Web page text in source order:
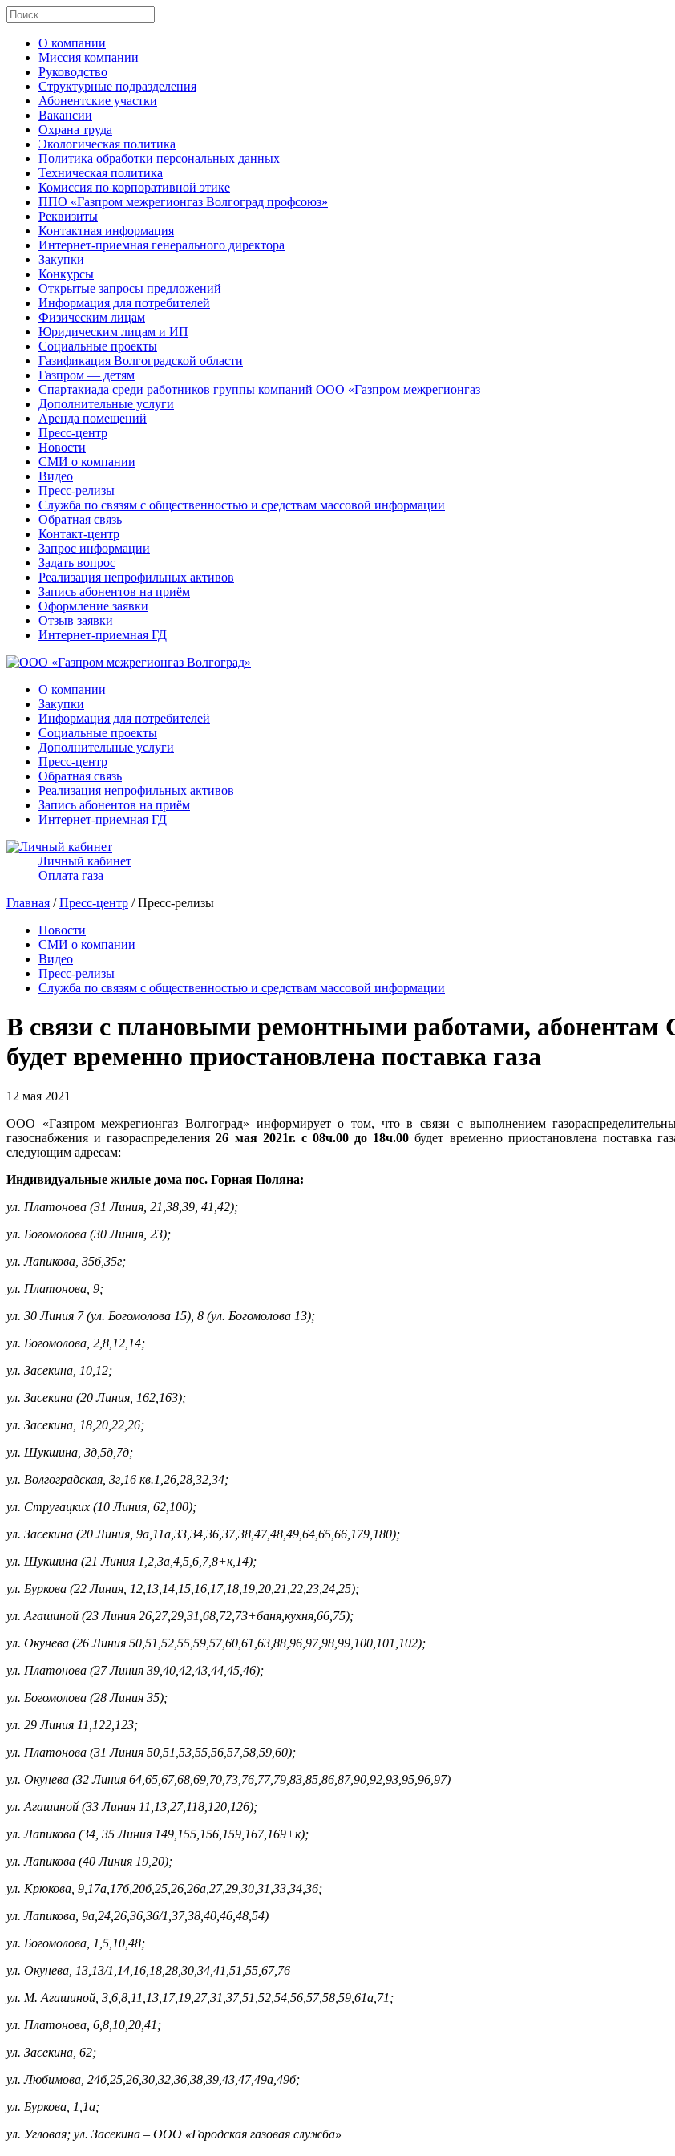
О компании
Миссия компании
Руководство
Структурные подразделения
Абонентские участки
Вакансии
Охрана труда
Экологическая политика
Политика обработки персональных данных
Техническая политика
Комиссия по корпоративной этике
ППО «Газпром межрегионгаз Волгоград профсоюз»
Реквизиты
Контактная информация
Интернет-приемная генерального директора
Закупки
Конкурсы
Открытые запросы предложений
Информация для потребителей
Физическим лицам
Юридическим лицам и ИП
Социальные проекты
Газификация Волгоградской области
Газпром — детям
Спартакиада среди работников группы компаний ООО «Газпром межрегионгаз
Дополнительные услуги
Аренда помещений
Пресс-центр
Новости
СМИ о компании
Видео
Пресс-релизы
Служба по связям с общественностью и средствам массовой информации
Обратная связь
Контакт-центр
Запрос информации
Задать вопрос
Реализация непрофильных активов
Запись абонентов на приём
Оформление заявки
Отзыв заявки
Интернет-приемная ГД
О компании
Закупки
Информация для потребителей
Социальные проекты
Дополнительные услуги
Пресс-центр
Обратная связь
Реализация непрофильных активов
Запись абонентов на приём
Интернет-приемная ГД
Личный кабинет
Оплата газа
Главная /Пресс-центр / Пресс-релизы
Новости
СМИ о компании
Видео
Пресс-релизы
Служба по связям с общественностью и средствам массовой информации
В связи с плановыми ремонтными работами, абонентам
будет временно приостановлена поставка газа
12 мая 2021
ООО «Газпром межрегионгаз Волгоград» информирует о том, что в связи с выполнением
газоснабжения и газораспределения26 мая 2021г. с 08ч.00 до 18ч.00 будет временно приостановлена поставка
следующим адресам:
Индивидуальные жилые дома пос. Горная Поляна:
ул. Платонова (31 Линия, 21,38,39, 41,42);
ул. Богомолова (30 Линия, 23);
ул. Лапикова, 35б,35г;
ул. Платонова, 9;
ул. 30 Линия 7 (ул. Богомолова 15), 8 (ул. Богомолова 13);
ул. Богомолова, 2,8,12,14;
ул. Засекина, 10,12;
ул. Засекина (20 Линия, 162,163);
ул. Засекина, 18,20,22,26;
ул. Шукшина, 3д,5д,7д;
ул. Волгоградская, 3г,16 кв.1,26,28,32,34;
ул. Стругацких (10 Линия, 62,100);
ул. Засекина (20 Линия, 9а,11а,33,34,36,37,38,47,48,49,64,65,66,179,180);
ул. Шукшина (21 Линия 1,2,3а,4,5,6,7,8+к,14);
ул. Буркова (22 Линия, 12,13,14,15,16,17,18,19,20,21,22,23,24,25);
ул. Агашиной (23 Линия 26,27,29,31,68,72,73+баня,кухня,66,75);
ул. Окунева (26 Линия 50,51,52,55,59,57,60,61,63,88,96,97,98,99,100,101,102);
ул. Платонова (27 Линия 39,40,42,43,44,45,46);
ул. Богомолова (28 Линия 35);
ул. 29 Линия 11,122,123;
ул. Платонова (31 Линия 50,51,53,55,56,57,58,59,60);
ул. Окунева (32 Линия 64,65,67,68,69,70,73,76,77,79,83,85,86,87,90,92,93,95,96,97)
ул. Агашиной (33 Линия 11,13,27,118,120,126);
ул. Лапикова (34, 35 Линия 149,155,156,159,167,169+к);
ул. Лапикова (40 Линия 19,20);
ул. Крюкова, 9,17а,17б,20б,25,26,26а,27,29,30,31,33,34,36;
ул. Лапикова, 9а,24,26,36,36/1,37,38,40,46,48,54)
ул. Богомолова, 1,5,10,48;
ул. Окунева, 13,13/1,14,16,18,28,30,34,41,51,55,67,76
ул. М. Агашиной, 3,6,8,11,13,17,19,27,31,37,51,52,54,56,57,58,59,61а,71;
ул. Платонова, 6,8,10,20,41;
ул. Засекина, 62;
ул. Любимова, 24б,25,26,30,32,36,38,39,43,47,49а,49б;
ул. Буркова, 1,1а;
ул. Угловая; ул. Засекина – ООО «Городская газовая служба»